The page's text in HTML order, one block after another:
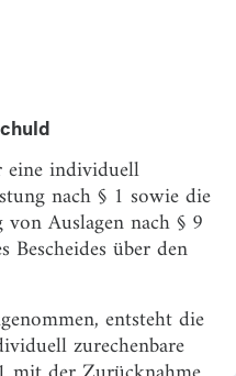
-ermäßigung
eine individuell
nach § 1 sowie die
Auslagen nach § 9
Bescheides über den
entsteht die
zurechenbare